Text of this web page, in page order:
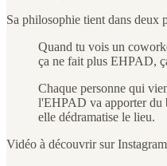
Sa philosophie tient dans deux
Quand tu vois un
ça ne fait plus EHPAD,
Chaque personne qui
l'EHPAD va apporter du
elle dédramatise le lieu.
Vidéo à découvrir sur